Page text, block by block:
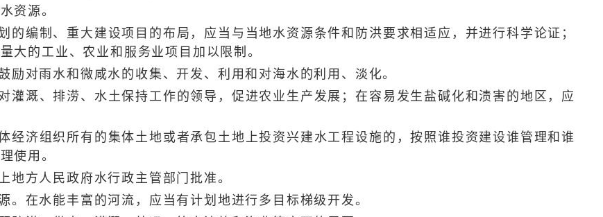
资源。
编制、重大建设项目的布局，应当与当地水资源条件和防洪要求相适应，并进行科学论证；
大的工业、农业和服务业项目加以限制。
雨水和微咸水的收集、开发、利用和对海水的利用、淡化。
、排涝、水土保持工作的领导，促进农业生产发展；在容易发生盐碱化和渍害的地区，应
济组织所有的集体土地或者承包土地上投资兴建水工程设施的，按照谁投资建设谁管理和谁
使用。
方人民政府水行政主管部门批准。
水能丰富的河流，应当有计划地进行多目标梯级开发。